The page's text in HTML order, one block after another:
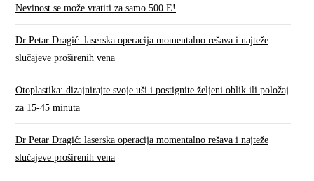
Nevinost se može vratiti za samo 500 E!
Dr Petar Dragić: laserska operacija momentalno rešava i najteže
slučajeve proširenih vena
Otoplastika: dizajnirajte svoje uši i postignite željeni oblik ili položaj
za 15-45 minuta
Dr Petar Dragić: laserska operacija momentalno rešava i najteže
slučajeve proširenih vena